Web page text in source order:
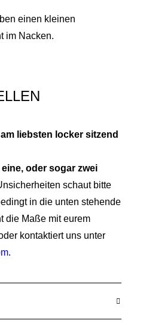
einen kleinen
im Nacken.
liebsten locker sitzend
eine, oder sogar zwei
schaut bitte
in die unten stehende
die Maße mit eurem
kontaktiert uns unter
.